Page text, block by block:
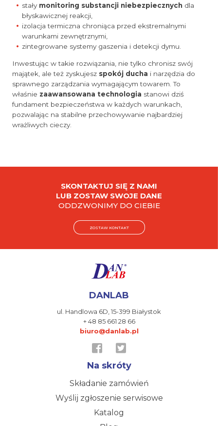
stały monitoring substancji niebezpiecznych dla
błyskawicznej reakcji,
izolacja termiczna chroniąca przed ekstremalnymi
warunkami zewnętrznymi,
zintegrowane systemy gaszenia i detekcji dymu.
Inwestując w takie rozwiązania, nie tylko chronisz swój
majątek, ale też zyskujesz spokój ducha i narzędzia do
sprawnego zarządzania wymagającym towarem. To
właśnie zaawansowana technologia stanowi dziś
fundament bezpieczeństwa w każdych warunkach,
pozwalając na stabilne przechowywanie najbardziej
wrażliwych cieczy.
SKONTAKTUJ SIĘ Z NAMI
LUB ZOSTAW SWOJE DANE
ODDZWONIMY DO CIEBIE
ZOSTAW KONTAKT
DANLAB
ul. Handlowa 6D, 15-399 Białystok
+ 48 85 661 28 66
biuro@danlab.pl
Na skróty
Składanie zamówień
Wyślij zgłoszenie serwisowe
Katalog